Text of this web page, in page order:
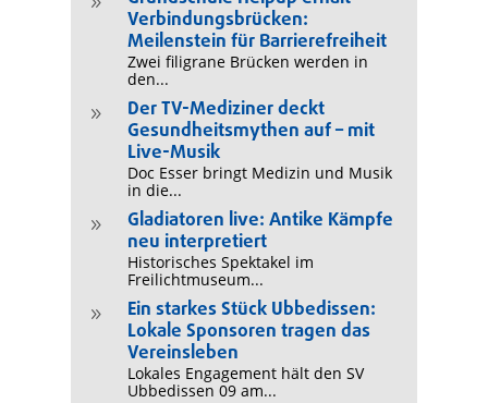
Verbindungsbrücken:
Meilenstein für Barrierefreiheit
Zwei filigrane Brücken werden in
den...
9
Der TV-Mediziner deckt
Gesundheitsmythen auf – mit
Live-Musik
Doc Esser bringt Medizin und Musik
in die...
9
Gladiatoren live: Antike Kämpfe
neu interpretiert
Historisches Spektakel im
Freilichtmuseum...
9
Ein starkes Stück Ubbedissen:
Lokale Sponsoren tragen das
Vereinsleben
Lokales Engagement hält den SV
Ubbedissen 09 am...